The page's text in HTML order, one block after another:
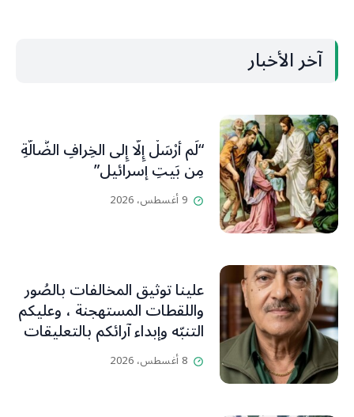
آخر الأخبار
“لَم أُرْسَلْ إِلَّا إِلى الخِرافِ الضَّالَّةِ
مِن بَيتِ إسرائيل”
9 أغسطس، 2026
علينا توثيق المخالفات بالصُور
واللقطات المستهجنة ، وعليكم
التنبّه وإبداء آرائكم بالتعليقات
(جورج صبّاغ)
8 أغسطس، 2026